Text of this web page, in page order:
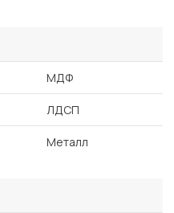
МДФ
ЛДСП
Металл